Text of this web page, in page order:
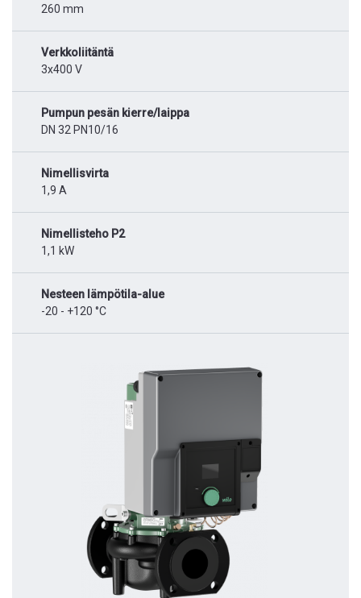
260 mm
Verkkoliitäntä
3x400 V
Pumpun pesän kierre/laippa
DN 32 PN10/16
Nimellisvirta
1,9 A
Nimellisteho P2
1,1 kW
Nesteen lämpötila-alue
-20 - +120 °C